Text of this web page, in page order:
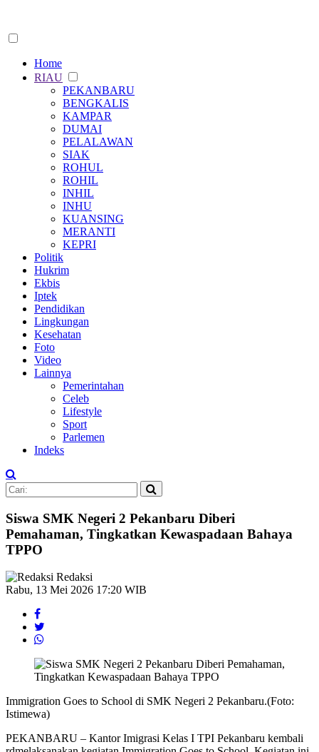
Home
RIAU
PEKANBARU
BENGKALIS
KAMPAR
DUMAI
PELALAWAN
SIAK
ROHUL
ROHIL
INHIL
INHU
KUANSING
MERANTI
KEPRI
Politik
Hukrim
Ekbis
Iptek
Pendidikan
Lingkungan
Kesehatan
Foto
Video
Lainnya
Pemerintahan
Celeb
Lifestyle
Sport
Parlemen
Indeks
Siswa SMK Negeri 2 Pekanbaru Diberi
Pemahaman, Tingkatkan Kewaspadaan Bahaya
TPPO
Redaksi
Rabu, 13 Mei 2026 17:20 WIB
Immigration Goes to School di SMK Negeri 2 Pekanbaru.(Foto:
Istimewa)
PEKANBARU – Kantor Imigrasi Kelas I TPI Pekanbaru kembali